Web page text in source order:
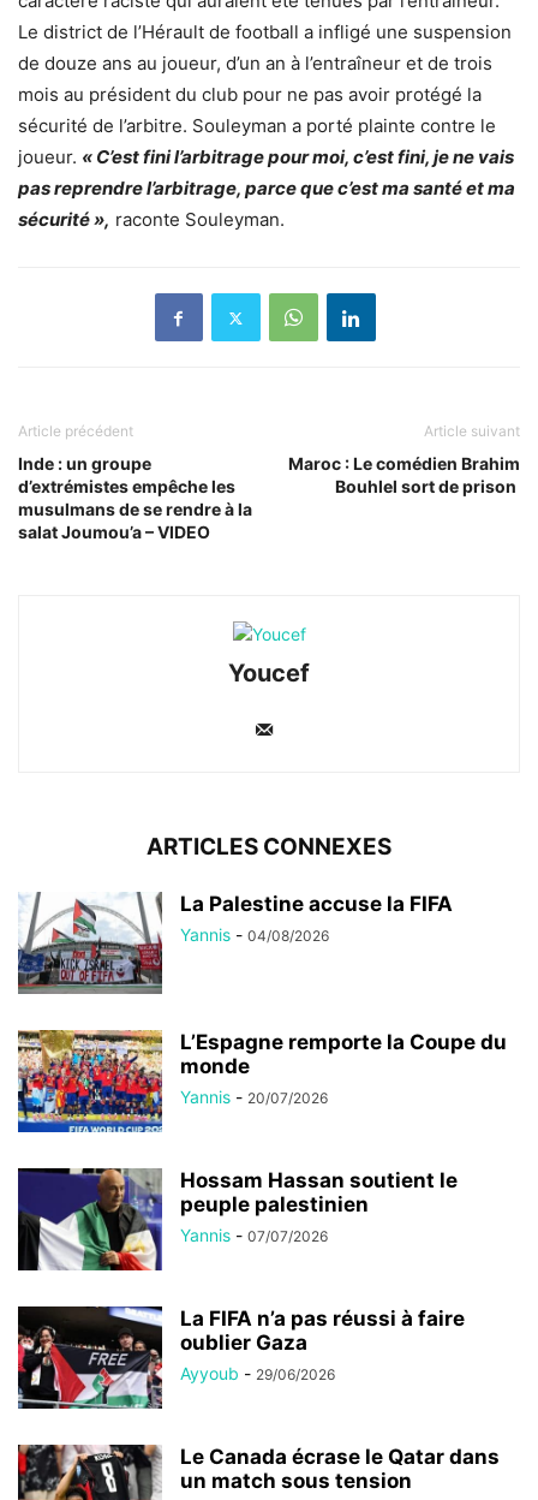
Le district de l’Hérault de football a infligé une suspension
de douze ans au joueur, d’un an à l’entraîneur et de trois
mois au président du club pour ne pas avoir protégé la
sécurité de l’arbitre. Souleyman a porté plainte contre le
joueur. « C’est fini l’arbitrage pour moi, c’est fini, je ne vais
pas reprendre l’arbitrage, parce que c’est ma santé et ma
sécurité », raconte Souleyman.
Article précédent
Inde : un groupe
d’extrémistes empêche les
musulmans de se rendre à la
salat Joumou’a – VIDEO
Article suivant
Maroc : Le comédien Brahim
Bouhlel sort de prison
Youcef
ARTICLES CONNEXES
La Palestine accuse la FIFA
Yannis - 04/08/2026
L’Espagne remporte la Coupe du
monde
Yannis - 20/07/2026
Hossam Hassan soutient le
peuple palestinien
Yannis - 07/07/2026
La FIFA n’a pas réussi à faire
oublier Gaza
Ayyoub - 29/06/2026
Le Canada écrase le Qatar dans
un match sous tension